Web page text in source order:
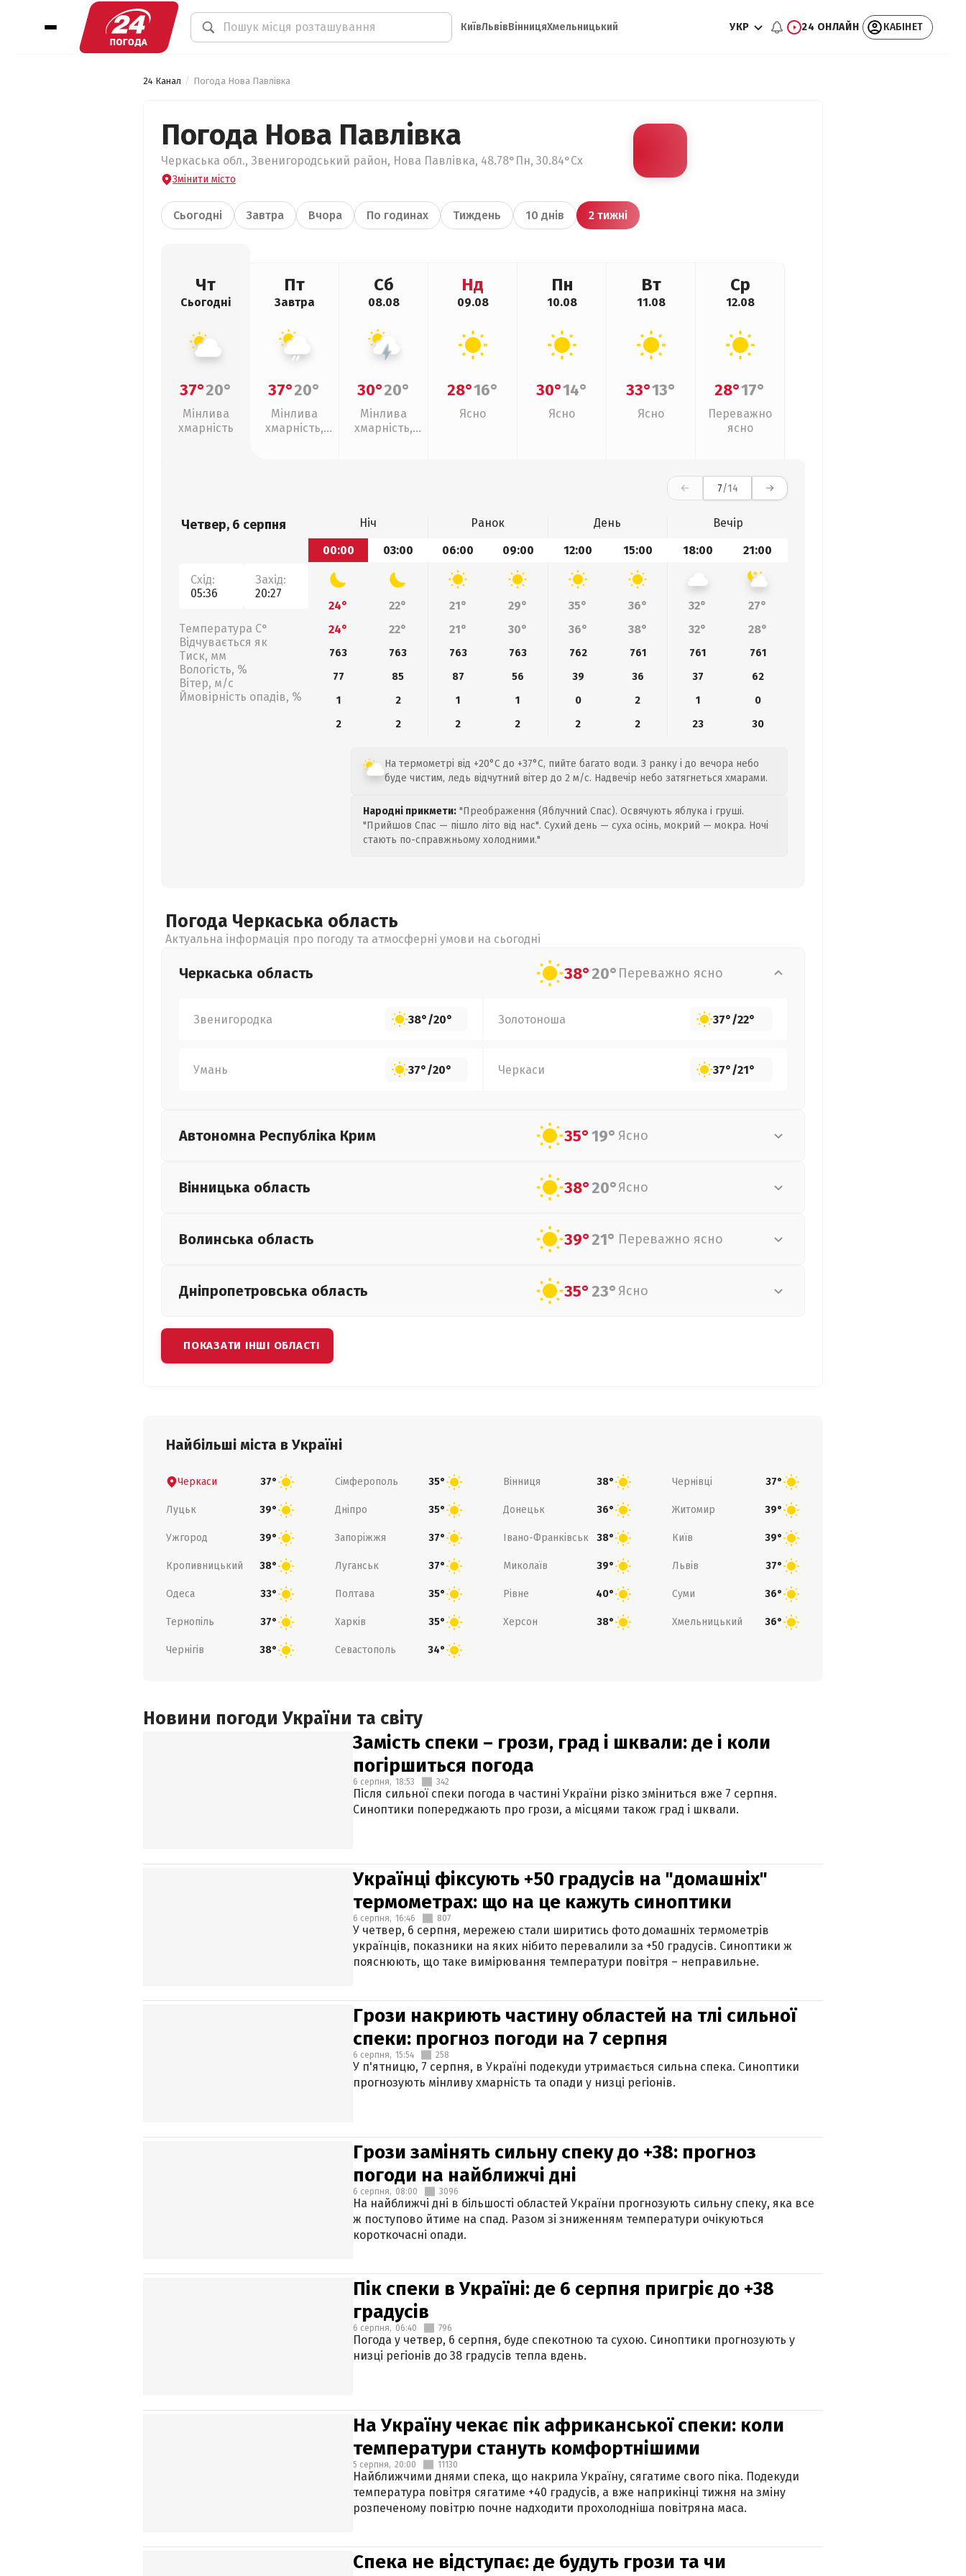
КиївЛьвівВінницяХмельницький УКР 24 ОНЛАЙН КАБІНЕТ
24 Канал Погода Нова Павлівка
Погода Нова Павлівка
Черкаська обл., Звенигородський район, Нова Павлівка, 48.78°Пн, 30.84°Сх
Змінити місто
Сьогодні Завтра Вчора По годинах Тиждень 10 днів 2 тижні
Чт
Сьогодні
37°20°
Мінлива
хмарність
Пт
Завтра
37°20°
Мінлива
хмарність,
Сб
08.08
30°20°
Мінлива
хмарність,
Нд
09.08
28°16°
Ясно
Пн
10.08
30°14°
Ясно
Вт
11.08
33°13°
Ясно
Ср
12.08
28°17°
Переважно
ясно
7/14
Четвер, 6 серпня
Схід:
05:36
Захід:
20:27
Температура С°
Відчувається як
Тиск, мм
Вологість, %
Вітер, м/с
Ймовірність опадів, %
Ніч Ранок День
Вечір
00:00
03:00 06:00 09:00 12:00 15:00 18:00 21:00
24° 22° 21° 29° 35° 36° 32°
27°
24°
22° 21° 30° 36° 38° 32° 28°
763 763 763 763 762 761 761
761
77
85 87 56 39 36 37
62
1
2 1 1 0 2 1
0
2
2 2 2 2 2 23 30
На термометрі від +20°C до +37°C, пийте багато води. З ранку і до вечора небо
буде чистим, ледь відчутний вітер до 2 м/с. Надвечір небо затягнеться хмарами.
Народні прикмети: "Преображення (Яблучний Спас). Освячують яблука і груші.
"Прийшов Спас — пішло літо від нас". Сухий день — суха осінь, мокрий — мокра. Ночі
стають по-справжньому холодними."
Погода Черкаська область
Актуальна інформація про погоду та атмосферні умови на сьогодні
Черкаська область 38°20° Переважно ясно
Звенигородка 38°/20° Золотоноша 37°/22°
Умань 37°/20° Черкаси 37°/21°
Автономна Республіка Крим 35°19° Ясно
Вінницька область 38°20°Ясно
Волинська область 39°21° Переважно ясно
Дніпропетровська область 35°23° Ясно
ПОКАЗАТИ ІНШІ ОБЛАСТІ
Найбільші міста в Україні
Черкаси 37° Сімферополь 35° Вінниця 38° Чернівці 37°
Луцьк 39° Дніпро 35° Донецьк 36° Житомир 39°
Ужгород 39° Запоріжжя 37° Івано-Франківськ 38° Київ 39°
Кропивницький 38° Луганськ 37° Миколаїв 39° Львів 37°
Одеса 33° Полтава 35° Рівне 40° Суми 36°
Тернопіль 37° Харків 35° Херсон 38° Хмельницький 36°
Чернігів 38° Севастополь 34°
Новини погоди України та світу
Замість спеки – грози, град і шквали: де і коли
погіршиться погода
6 серпня, 18:53 342
Після сильної спеки погода в частині України різко зміниться вже 7 серпня.
Синоптики попереджають про грози, а місцями також град і шквали.
Українці фіксують +50 градусів на "домашніх"
термометрах: що на це кажуть синоптики
6 серпня, 16:46 807
У четвер, 6 серпня, мережею стали ширитись фото домашніх термометрів
українців, показники на яких нібито перевалили за +50 градусів. Синоптики ж
пояснюють, що таке вимірювання температури повітря – неправильне.
Грози накриють частину областей на тлі сильної
спеки: прогноз погоди на 7 серпня
6 серпня, 15:54 258
У п'ятницю, 7 серпня, в Україні подекуди утримається сильна спека. Синоптики
прогнозують мінливу хмарність та опади у низці регіонів.
Грози замінять сильну спеку до +38: прогноз
погоди на найближчі дні
6 серпня, 08:00 3096
На найближчі дні в більшості областей України прогнозують сильну спеку, яка все
ж поступово йтиме на спад. Разом зі зниженням температури очікуються
короткочасні опади.
Пік спеки в Україні: де 6 серпня пригріє до +38
градусів
6 серпня, 06:40 796
Погода у четвер, 6 серпня, буде спекотною та сухою. Синоптики прогнозують у
низці регіонів до 38 градусів тепла вдень.
На Україну чекає пік африканської спеки: коли
температури стануть комфортнішими
5 серпня, 20:00 11130
Найближчими днями спека, що накрила Україну, сягатиме свого піка. Подекуди
температура повітря сягатиме +40 градусів, а вже наприкінці тижня на зміну
розпеченому повітрю почне надходити прохолодніша повітряна маса.
Спека не відступає: де будуть грози та чи